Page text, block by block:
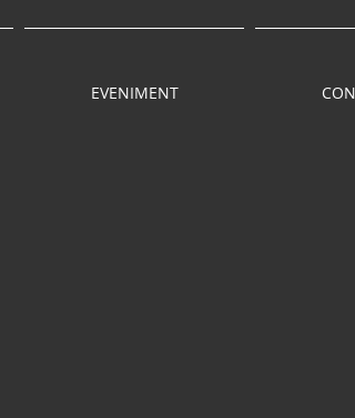
EVENIMENT